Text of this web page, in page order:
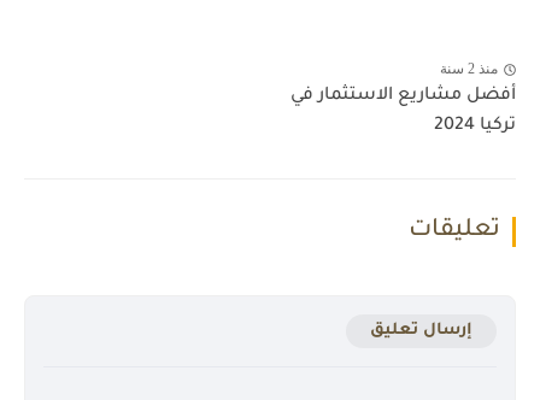
منذ 2 سنة
أفضل مشاريع الاستثمار في
تركيا 2024
تعليقات
إرسال تعليق